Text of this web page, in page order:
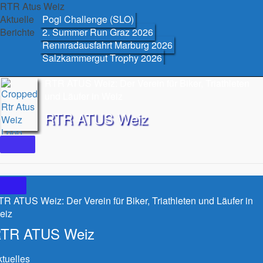
Skip
to
content
RTR Atus Weiz
Aktuelle
Berichte
Pogi Challenge (SLO)
2. Summer Run Graz 2026
Rennradausfahrt Marburg 2026
Salzkammergut Trophy 2026
RTR ATUS Weiz
ATUS Weiz: Der Verein für Biker, Triathleten und Läufer in
ATUS Weiz